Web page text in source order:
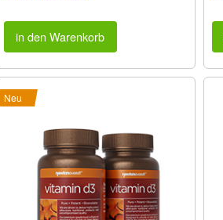
in den Warenkorb
Neu